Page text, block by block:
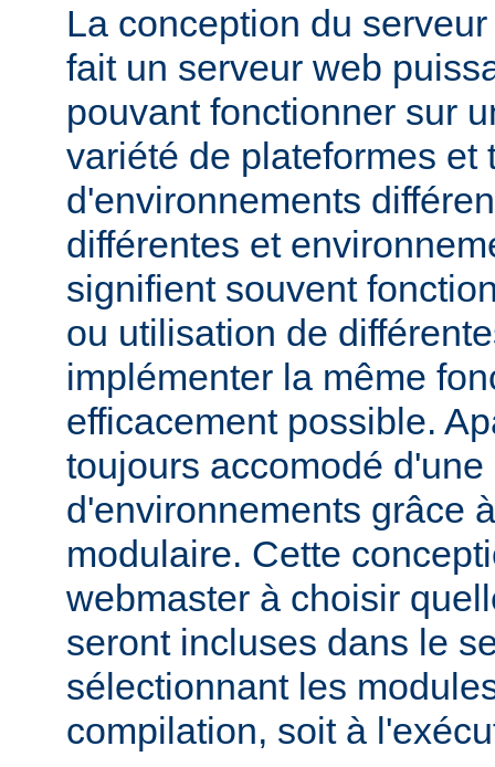
La conception du
fait un serveur web
pouvant fonctionner sur
variété de plateformes et
d'environnements
différentes et
signifient souvent
ou utilisation de
implémenter la même
efficacement possible.
toujours accomodé
d'environnements grâce
modulaire. Cette
webmaster à choisir
seront incluses dans le
sélectionnant les
compilation, soit à